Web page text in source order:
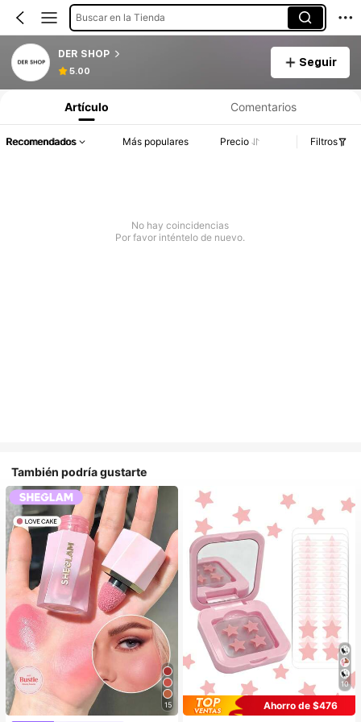
Buscar en la Tienda
DER SHOP
5.00
Seguir
Artículo Comentarios
Recomendados Más populares Precio Filtros
No hay coincidencias
Por favor inténtelo de nuevo.
También podría gustarte
15
10
Ahorro de $476